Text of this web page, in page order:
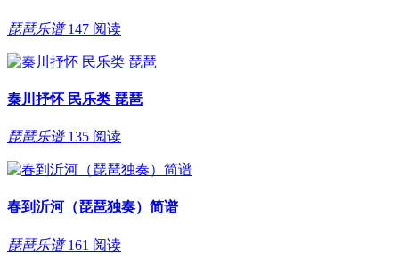
琵琶乐谱 147 阅读
秦川抒怀 民乐类 琵琶
琵琶乐谱 135 阅读
春到沂河（琵琶独奏）简谱
琵琶乐谱 161 阅读